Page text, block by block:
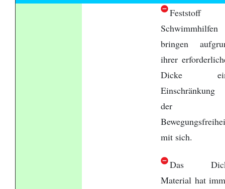
Feststoff
Schwimmhilfen
bringen
ihrer
Dicke
Einschränkung
der
mit sich.
Das
Material hat